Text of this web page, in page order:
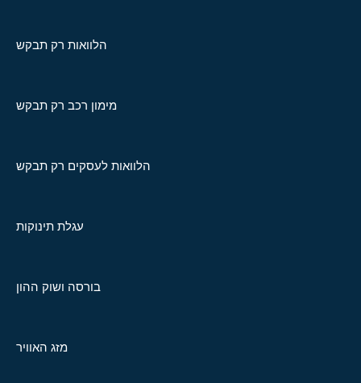
הלוואות רק תבקש
מימון רכב רק תבקש
הלוואות לעסקים רק תבקש
עגלת תינוקות
בורסה ושוק ההון
מזג האוויר